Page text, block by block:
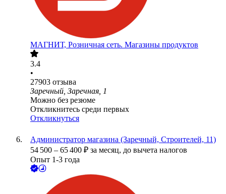
МАГНИТ, Розничная сеть. Магазины продуктов
3.4
•
27903 отзыва
Заречный, Заречная, 1
Можно без резюме
Откликнитесь среди первых
Откликнуться
Администратор магазина (Заречный, Строителей, 11)
54 500 – 65 400 ₽ за месяц, до вычета налогов
Опыт 1-3 года